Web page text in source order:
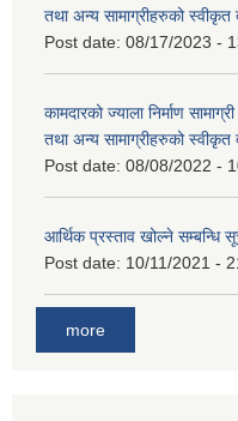
तथा अन्य सामाग्रीहरुको
Post date: 08/17/2023 -
कामदारको ज्याला निर्माण
तथा अन्य सामाग्रीहरुको
Post date: 08/08/2022 -
आर्थिक प्रस्ताव खोल्ने सम्बन्धि
Post date: 10/11/2021 -
more